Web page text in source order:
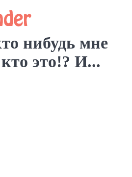
нибудь мне
это!? И...